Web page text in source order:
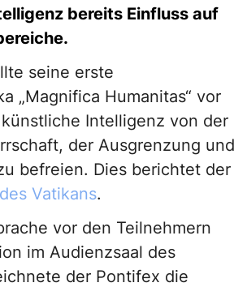
bereits Einfluss auf
seine erste
„Magnifica Humanitas“ vor
Intelligenz von der
der Ausgrenzung und
befreien. Dies berichtet der
Vatikans.
vor den Teilnehmern
im Audienzsaal des
der Pontifex die